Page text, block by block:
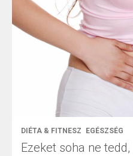
DIÉTA & FITNESZ EGÉSZSÉG
Ezeket soha ne